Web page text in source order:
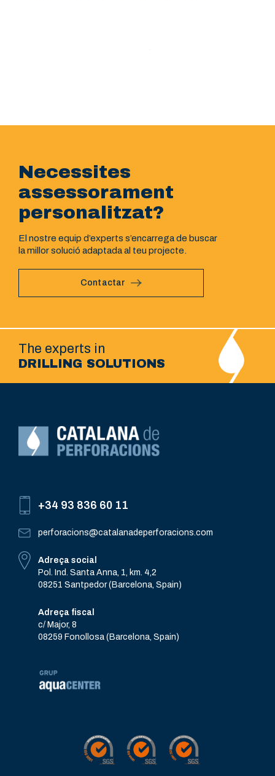
The experts in
DRILLING SOLUTIONS
Necessites
assessorament
personalitzat?
El nostre equip d’experts s’encarrega de buscar
la millor solució adaptada al teu projecte.
Contactar
+34 93 836 60 11
perforacions@catalanadeperforacions.com
Adreça social
Pol. Ind. Santa Anna, 1, km. 4,2
08251 Santpedor (Barcelona, Spain)
Adreça fiscal
c/ Major, 8
08259 Fonollosa (Barcelona, Spain)